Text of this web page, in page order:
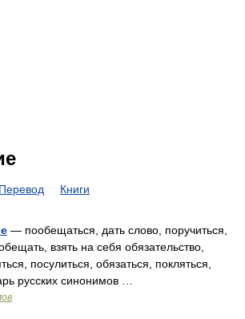
Перевод Книги
— пообещаться, дать слово, поручиться,
взять на себя обязательство,
посулиться, обязаться, покляться,
русских синонимов …